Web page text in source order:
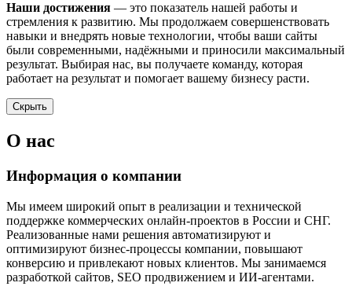
Наши достижения — это показатель нашей работы и
стремления к развитию. Мы продолжаем совершенствовать
навыки и внедрять новые технологии, чтобы ваши сайты
были современными, надёжными и приносили максимальный
результат. Выбирая нас, вы получаете команду, которая
работает на результат и помогает вашему бизнесу расти.
Скрыть
О нас
Информация о компании
Мы имеем широкий опыт в реализации и технической
поддержке коммерческих онлайн-проектов в России и СНГ.
Реализованные нами решения автоматизируют и
оптимизируют бизнес-процессы компании, повышают
конверсию и привлекают новых клиентов. Мы занимаемся
разработкой сайтов, SEO продвижением и ИИ-агентами.